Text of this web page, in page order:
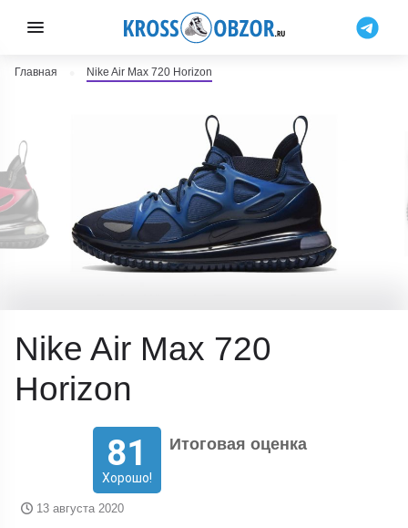
Главная Nike Air Max 720 Horizon
Nike Air Max 720
Horizon
81
Хорошо!
Итоговая оценка
13 августа 2020